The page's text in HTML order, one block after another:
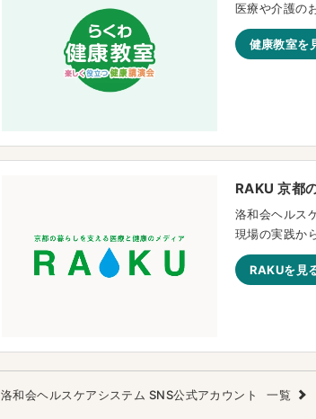
医療や介護の
健康教室を
RAKU 京都
洛和会ヘルス
現場の実践か
RAKUを見
洛和会ヘルスケアシステム SNS公式アカウント 一覧